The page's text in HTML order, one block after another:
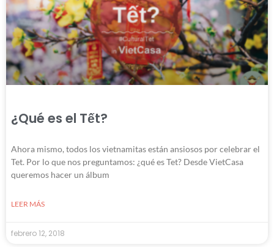
¿Qué es el Tết?
Ahora mismo, todos los vietnamitas están ansiosos por celebrar el
Tet. Por lo que nos preguntamos: ¿qué es Tet? Desde VietCasa
queremos hacer un álbum
LEER MÁS
febrero 12, 2018